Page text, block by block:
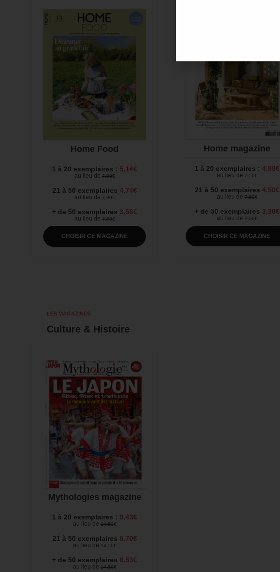
Home Food
1 à 20 exemplaires : 5,14€
au lieu de 7,90€
21 à 50 exemplaires 4,74€
au lieu de 7,90€
+ de 50 exemplaires 3,56€
au lieu de 7,90€
Home magazine
1 à 20 exemplaires : 4,88€
au lieu de 7,50€
21 à 50 exemplaires 4,50€
au lieu de 7,50€
+ de 50 exemplaires 3,38€
au lieu de 7,50€
LES MAGAZINES
Culture & Histoire
Mythologies magazine
1 à 20 exemplaires : 9,43€
au lieu de 14,50€
21 à 50 exemplaires 8,70€
au lieu de 14,50€
+ de 50 exemplaires 6,53€
au lieu de 14,50€